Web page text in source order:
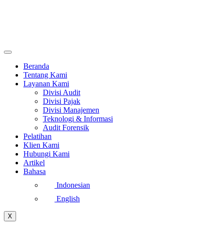
Beranda
Tentang Kami
Layanan Kami
Divisi Audit
Divisi Pajak
Divisi Manajemen
Teknologi & Informasi
Audit Forensik
Pelatihan
Klien Kami
Hubungi Kami
Artikel
Bahasa
Indonesian
English
X